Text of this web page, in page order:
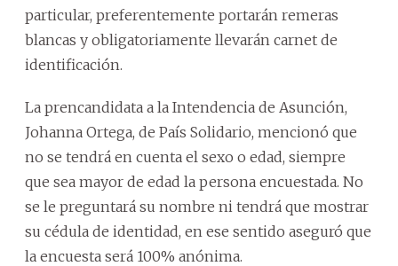
particular, preferentemente portarán remeras
blancas y obligatoriamente llevarán carnet de
identificación.
La prencandidata a la Intendencia de Asunción,
Johanna Ortega, de País Solidario, mencionó que
no se tendrá en cuenta el sexo o edad, siempre
que sea mayor de edad la persona encuestada. No
se le preguntará su nombre ni tendrá que mostrar
su cédula de identidad, en ese sentido aseguró que
la encuesta será 100% anónima.